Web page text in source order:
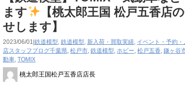
ます
【桃太郎王国 松戸五香店
せします】
2023/06/01| 鉄道模型, 鉄道模型, 新入荷・買取実績, イベント・予約・
店スタッフブログ千葉県, 松戸市, 鉄道模型, ホビー, 松戸五香, 鎌ヶ谷
動車, TOMIX
桃太郎王国松戸五香店店長